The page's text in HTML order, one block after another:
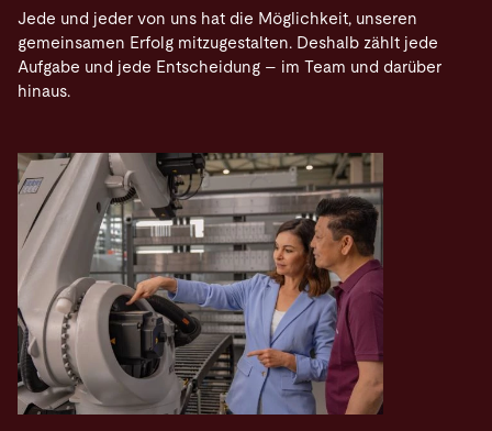
Jede und jeder von uns hat die Möglichkeit, unseren
gemeinsamen Erfolg mitzugestalten. Deshalb zählt jede
Aufgabe und jede Entscheidung – im Team und darüber
hinaus.